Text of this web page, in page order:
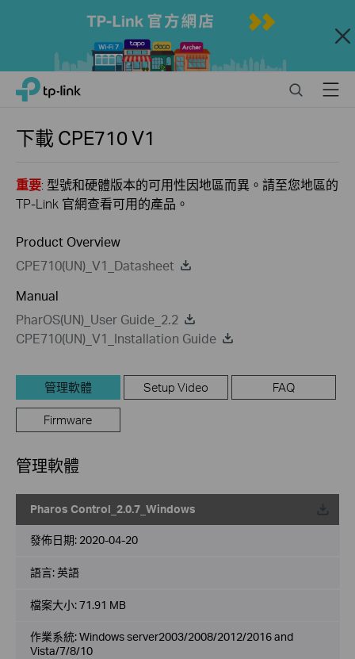
Close
Click
navigation
TP-Link, Reliably Smart SearchMenu
下載 CPE710V1
重要: 型號和硬體版本的可用性因地區而異。請至您地區的
TP-Link 官網查看可用的產品。
Product Overview
CPE710(UN)_V1_Datasheet
Manual
PharOS(UN)_User Guide_2.2
CPE710(UN)_V1_Installation Guide
管理軟體 Setup Video FAQ
Firmware
管理軟體
Pharos Control_2.0.7_Windows
發佈日期: 2020-04-20
語言:英語
檔案大小:71.91 MB
作業系統: Windows server2003/2008/2012/2016 and
Vista/7/8/10